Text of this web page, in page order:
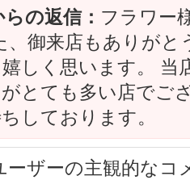
の返信： フラワー
、御来店もありが
しく思います。 当
とても多い店でご
しております。
ザーの主観的なコ